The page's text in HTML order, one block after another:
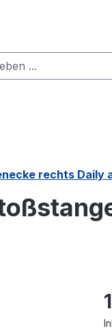
rechts Daily